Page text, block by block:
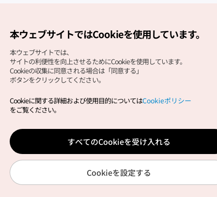
Copyright (c) Korea Tourism Organization All Rights
サイトエラー報告公式メール
japanese@knto.or.kr
本ウェブサイトではCookieを使用しています。
本ウェブサイトでは、
サイトの利便性を向上させるためにCookieを使用しています。
Cookieの収集に同意される場合は「同意する」
ボタンをクリックしてください。
Cookieに関する詳細および使用目的についてはCookieポリシー
をご覧ください。
すべてのCookieを受け入れる
Cookieを設定する